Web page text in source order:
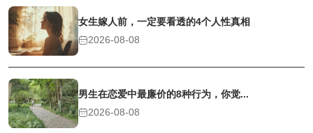
女生嫁人前，一定要看透的4个人性真相
2026-08-08
男生在恋爱中最廉价的8种行为，你觉...
2026-08-08